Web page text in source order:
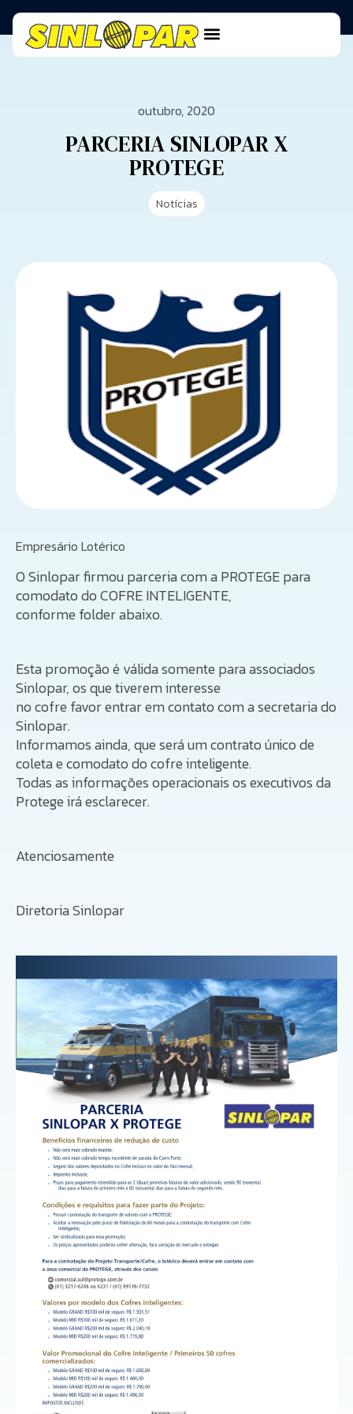
outubro, 2020
PARCERIA SINLOPAR X
PROTEGE
Notícias
Empresário Lotérico
O Sinlopar firmou parceria com a PROTEGE para
comodato do COFRE INTELIGENTE,
conforme folder abaixo.
Esta promoção é válida somente para associados
Sinlopar, os que tiverem interesse
no cofre favor entrar em contato com a secretaria do
Sinlopar.
Informamos ainda, que será um contrato único de
coleta e comodato do cofre inteligente.
Todas as informações operacionais os executivos da
Protege irá esclarecer.
Atenciosamente
Diretoria Sinlopar